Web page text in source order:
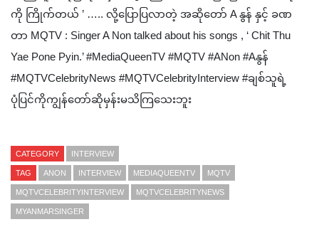
ကို ကြိုက်တယ် ’ ….. လို့ပြောပြလာတဲ့ အဆိုတော် A နွန် နှင့် ခဏ
တာ MQTV : Singer A Non talked about his songs , ‘ Chit Thu
Yae Pone Pyin.’ #MediaQueenTV #MQTV #ANon #Aနွန်
#MQTVCelebrityNews #MQTVCelebrityInterview #ချစ်သူရဲ့
ပုံပြင်ကိုကျွန်တော်ဆိုမှန်းမသိကြသေးဘူး
CATEGORY INTERVIEW
TAG ANON INTERVIEW MEDIAQUEENTV MQTV
MQTVCELEBRITYINTERVIEW MQTVCELEBRITYNEWS
MYANMARSINGER